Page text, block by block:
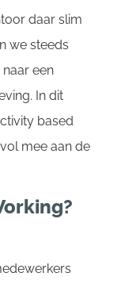
daar slim
we steeds
een
In dit
based
mee aan de